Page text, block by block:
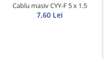
Cablu masiv CYY-F 5 x 1.5
7,60 Lei